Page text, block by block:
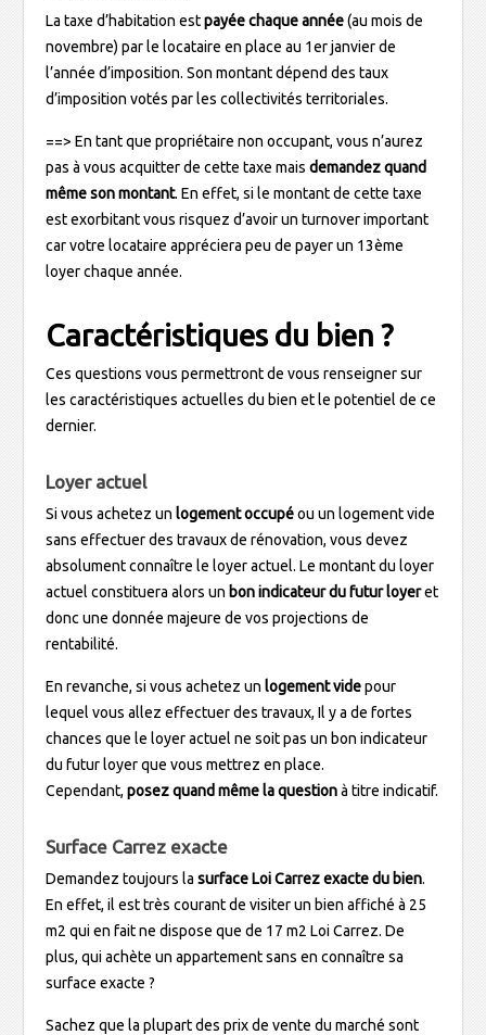
La taxe d’habitation estpayée chaque année(au mois de
novembre) par le locataire en place au 1er janvier de
l’année d’imposition. Son montant dépend des taux
d’imposition votés par les collectivités territoriales.
==> En tant que propriétaire non occupant, vous n’aurez
pas à vous acquitter de cette taxe maisdemandez quand
même son montant. En effet, si le montant de cette taxe
est exorbitant vous risquez d’avoir un turnover important
car votre locataire appréciera peu de payer un 13ème
loyer chaque année.
Caractéristiques du bien ?
Ces questions vous permettront de vous renseigner sur
les caractéristiques actuelles du bien et le potentiel de ce
dernier.
Loyer actuel
Si vous achetez unlogement occupéou un logement vide
sans effectuer des travaux de rénovation, vous devez
absolument connaître le loyer actuel. Le montant du loyer
actuel constituera alors un bon indicateurdu futur loyeret
donc une donnée majeure de vos projections de
rentabilité.
En revanche, si vous achetez unlogement videpour
lequel vous allez effectuer des travaux, Il y a de fortes
chances que le loyer actuel ne soit pas un bon indicateur
du futur loyer que vous mettrez en place.
Cependant,posez quand même la questionà titre indicatif.
Surface Carrez exacte
Demandez toujours lasurface Loi Carrez exacte du bien.
En effet, il est très courant de visiter un bien affiché à 25
m2 qui en fait ne dispose que de 17 m2 Loi Carrez. De
plus, qui achète un appartement sans en connaître sa
surface exacte ?
Sachez que la plupart des prix de vente du marché sont